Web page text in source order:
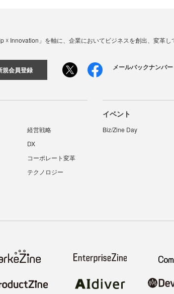
☓ Innovation」を軸に、企業においてビジネスを創出、変革し
規会員登録 メールバックナンバー
経営戦略
DX
コーポレート変革
テクノロジー
イベント
Biz/Zine Day